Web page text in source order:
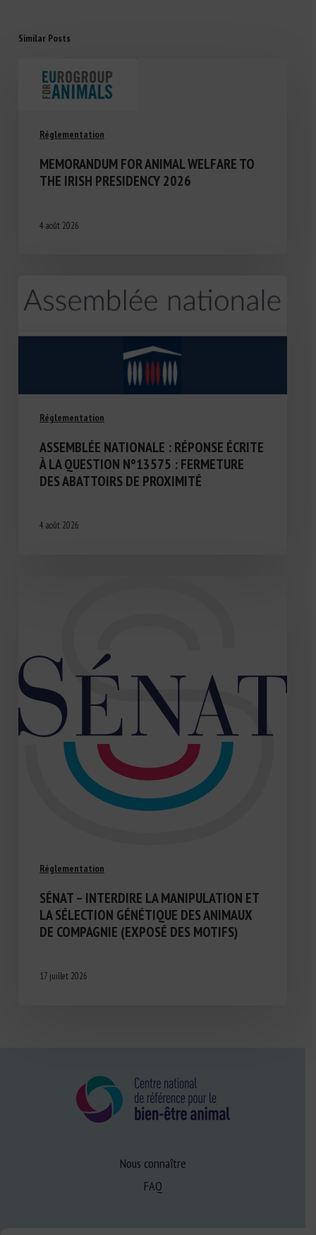
Similar Posts
Réglementation
MEMORANDUM FOR ANIMAL WELFARE TO
THE IRISH PRESIDENCY 2026
4 août 2026
Réglementation
ASSEMBLÉE NATIONALE : RÉPONSE ÉCRITE
À LA QUESTION N°13575 : FERMETURE
DES ABATTOIRS DE PROXIMITÉ
4 août 2026
Réglementation
SÉNAT – INTERDIRE LA MANIPULATION ET
LA SÉLECTION GÉNÉTIQUE DES ANIMAUX
DE COMPAGNIE (EXPOSÉ DES MOTIFS)
17 juillet 2026
Nous connaître
FAQ